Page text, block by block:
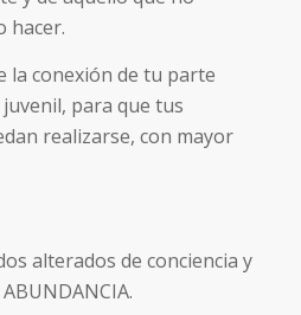
hacer.
la conexión de tu parte
para que tus
realizarse, con mayor
alterados de conciencia y